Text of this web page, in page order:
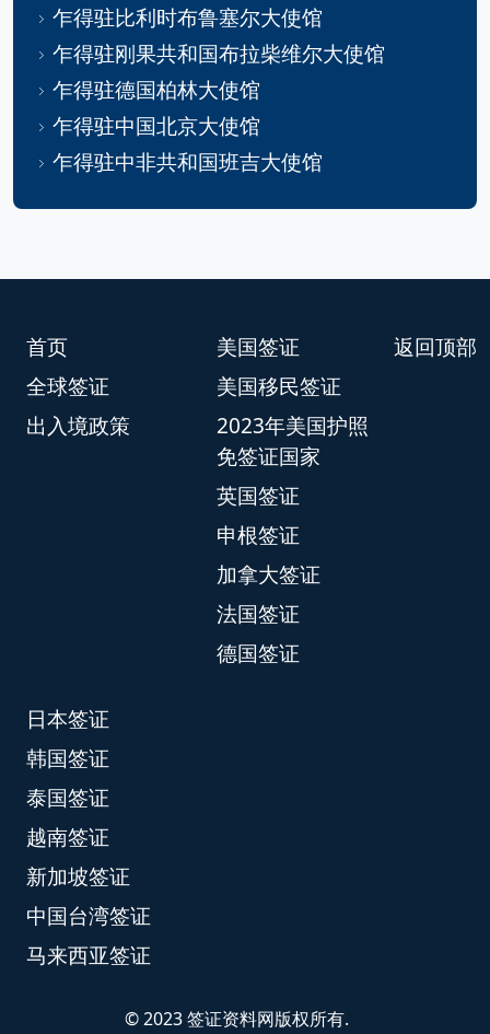
乍得驻比利时布鲁塞尔大使馆
乍得驻刚果共和国布拉柴维尔大使馆
乍得驻德国柏林大使馆
乍得驻中国北京大使馆
乍得驻中非共和国班吉大使馆
返回顶部
首页
全球签证
出入境政策
美国签证
美国移民签证
2023年美国护照
免签证国家
英国签证
申根签证
加拿大签证
法国签证
德国签证
日本签证
韩国签证
泰国签证
越南签证
新加坡签证
中国台湾签证
马来西亚签证
© 2023 签证资料网版权所有.